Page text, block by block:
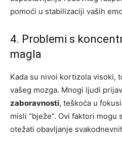
pomoći u stabilizaciji vaših
4. Problemi s
magla
Kada su nivoi kortizola visoki,
vašeg mozga. Mnogi ljudi
zaboravnosti, teškoća u
misli “bježe”. Ovi faktori
otežati obavljanje